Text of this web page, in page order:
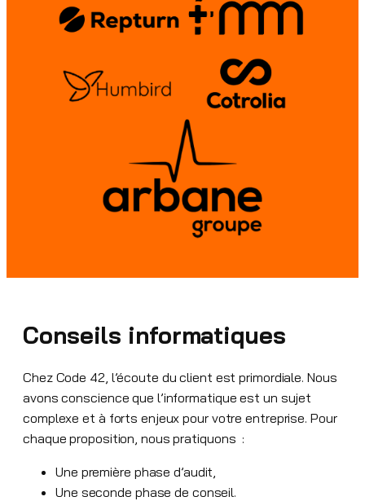
Conseils informatiques
Chez Code 42, l’écoute du client est primordiale. Nous
avons conscience que l’informatique est un sujet
complexe et à forts enjeux pour votre entreprise. Pour
chaque proposition, nous pratiquons :
Une première phase d’audit,
Une seconde phase de conseil.